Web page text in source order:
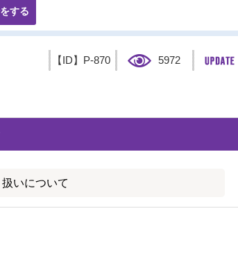
する
【ID】 P-870 5972
いについて